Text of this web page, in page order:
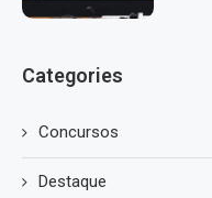
Categories
Concursos
Destaque